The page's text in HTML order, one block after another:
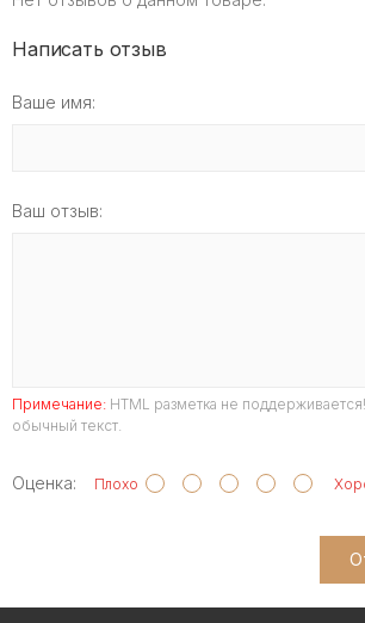
Написать отзыв
Ваше имя:
Ваш отзыв:
Примечание: HTML разметка не
обычный текст.
Оценка: Плохо